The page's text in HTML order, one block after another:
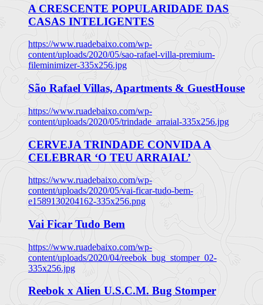
A CRESCENTE POPULARIDADE DAS
CASAS INTELIGENTES
https://www.ruadebaixo.com/wp-
content/uploads/2020/05/sao-rafael-villa-premium-
fileminimizer-335x256.jpg
São Rafael Villas, Apartments & GuestHouse
https://www.ruadebaixo.com/wp-
content/uploads/2020/05/trindade_arraial-335x256.jpg
CERVEJA TRINDADE CONVIDA A
CELEBRAR ‘O TEU ARRAIAL’
https://www.ruadebaixo.com/wp-
content/uploads/2020/05/vai-ficar-tudo-bem-
e1589130204162-335x256.png
Vai Ficar Tudo Bem
https://www.ruadebaixo.com/wp-
content/uploads/2020/04/reebok_bug_stomper_02-
335x256.jpg
Reebok x Alien U.S.C.M. Bug Stomper